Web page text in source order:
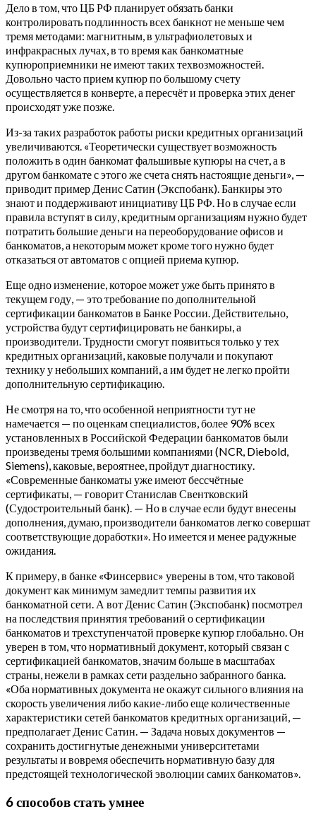
Дело в том, что ЦБ РФ планирует обязать банки
контролировать подлинность всех банкнот не меньше чем
тремя методами: магнитным, в ультрафиолетовых и
инфракрасных лучах, в то время как банкоматные
купюроприемники не имеют таких техвозможностей.
Довольно часто прием купюр по большому счету
осуществляется в конверте, а пересчёт и проверка этих денег
происходят уже позже.
Из-за таких разработок работы риски кредитных организаций
увеличиваются. «Теоретически существует возможность
положить в один банкомат фальшивые купюры на счет, а в
другом банкомате с этого же счета снять настоящие деньги», —
приводит пример Денис Сатин (Экспобанк). Банкиры это
знают и поддерживают инициативу ЦБ РФ. Но в случае если
правила вступят в силу, кредитным организациям нужно будет
потратить большие деньги на переоборудование офисов и
банкоматов, а некоторым может кроме того нужно будет
отказаться от автоматов с опцией приема купюр.
Еще одно изменение, которое может уже быть принято в
текущем году, — это требование по дополнительной
сертификации банкоматов в Банке России. Действительно,
устройства будут сертифицировать не банкиры, а
производители. Трудности смогут появиться только у тех
кредитных организаций, каковые получали и покупают
технику у небольших компаний, а им будет не легко пройти
дополнительную сертификацию.
Не смотря на то, что особенной неприятности тут не
намечается — по оценкам специалистов, более 90% всех
установленных в Российской Федерации банкоматов были
произведены тремя большими компаниями (NCR, Diebold,
Siemens), каковые, вероятнее, пройдут диагностику.
«Современные банкоматы уже имеют бессчётные
сертификаты, — говорит Станислав Свентковский
(Судостроительный банк). — Но в случае если будут внесены
дополнения, думаю, производители банкоматов легко совершат
соответствующие доработки». Но имеется и менее радужные
ожидания.
К примеру, в банке «Финсервис» уверены в том, что таковой
документ как минимум замедлит темпы развития их
банкоматной сети. А вот Денис Сатин (Экспобанк) посмотрел
на последствия принятия требований о сертификации
банкоматов и трехступенчатой проверке купюр глобально. Он
уверен в том, что нормативный документ, который связан с
сертификацией банкоматов, значим больше в масштабах
страны, нежели в рамках сети раздельно забранного банка.
«Оба нормативных документа не окажут сильного влияния на
скорость увеличения либо какие-либо еще количественные
характеристики сетей банкоматов кредитных организаций, —
предполагает Денис Сатин. — Задача новых документов —
сохранить достигнутые денежными университетами
результаты и вовремя обеспечить нормативную базу для
предстоящей технологической эволюции самих банкоматов».
6 способов стать умнее